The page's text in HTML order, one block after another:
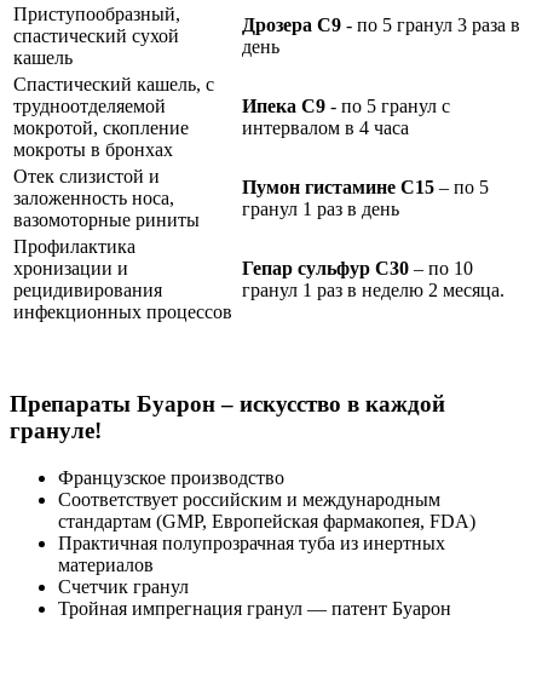
Приступообразный,
спастический сухой
кашель
Дрозера С9 - по 5 гранул 3 раза в
день
Спастический кашель, с
трудноотделяемой
мокротой, скопление
мокроты в бронхах
Ипека С9 - по 5 гранул с
интервалом в 4 часа
Отек слизистой и
заложенность носа,
вазомоторные риниты
Пумон гистамине С15 – по 5
гранул 1 раз в день
Профилактика
хронизации и
рецидивирования
инфекционных процессов
Гепар сульфур С30 – по 10
гранул 1 раз в неделю 2 месяца.
Препараты Буарон – искусство в каждой
грануле!
Французское производство
Соответствует российским и международным
стандартам (GMP, Европейская фармакопея, FDA)
Практичная полупрозрачная туба из инертных
материалов
Счетчик гранул
Тройная импрегнация гранул — патент Буарон